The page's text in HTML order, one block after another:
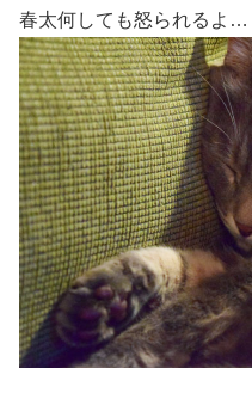
春太何しても怒られるよ…